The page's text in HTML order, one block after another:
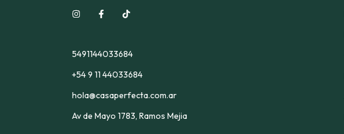
5491144033684
+54 9 11 44033684
hola@casaperfecta.com.ar
Av de Mayo 1783, Ramos Mejia